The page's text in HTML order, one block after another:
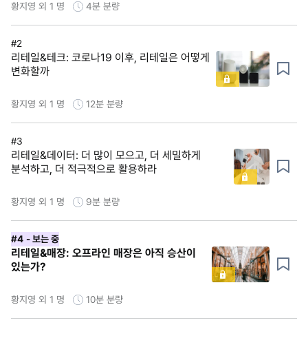
황지영 외 1 명 4분 분량
#2
리테일&테크: 코로나19 이후, 리테일은 어떻게
변화할까
황지영 외 1 명 12분 분량
#3
리테일&데이터: 더 많이 모으고, 더 세밀하게
분석하고, 더 적극적으로 활용하라
황지영 외 1 명 9분 분량
#4 - 보는 중
리테일&매장: 오프라인 매장은 아직 승산이
있는가?
황지영 외 1 명 10분 분량